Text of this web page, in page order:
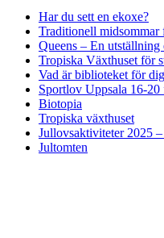
Har du sett en ekoxe?
Traditionell midsommar
Queens – En
Tropiska Växthuset för
Vad är biblioteket för
Sportlov Uppsala 16-20
Biotopia
Tropiska växthuset
Jullovsaktiviteter 2025
Jultomten